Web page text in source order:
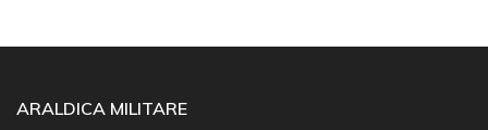
ARALDICA MILITARE